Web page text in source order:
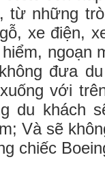
từ những
xe điện,
ngoạn
đưa
với
du khách
Và sẽ
chiếc